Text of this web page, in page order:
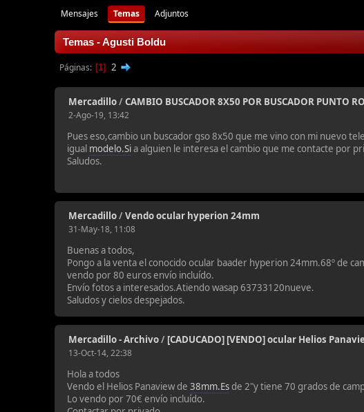
Mensajes Temas Adjuntos
Temas - Agusti Boldu
Páginas 1 2
Mercadillo/CAMBIO BUSCADOR 8X50 POR BUSCADOR PUNTO
2-Ago-19, 13:42
Pues eso,cambio un buscador gso 8x50 que me vino con mi nuevo
igual modelo.Sia alguien le interesa el cambio que me contacte por
Saludos.
Mercadillo/Vendo ocular hyperion 24mm
31-May-18, 11:08
Buenas a todos,
Pongo a la venta el conocido ocular baader hyperion 24mm.68º de
vendo por 80 euros envío incluído.
Envío fotos a interesados.Atiendo wasap 63733120nueve.
Saludos y cielos despejados.
Mercadillo - Archivo/ [CADUCADO] [VENDO] ocular Helios
13-Oct-14, 22:38
Hola a todos
Vendo el Helios Panaview de38mm.Esde 2"y tiene 70 grados de
Lo vendo por 70€ envío incluído.